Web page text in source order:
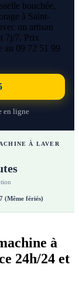
bouchée,
à Saint-
un artisan
7j/7. Prix
au 09 72 51 99
en ligne
À LAVER
(Même fériés)
à
24h/24 et